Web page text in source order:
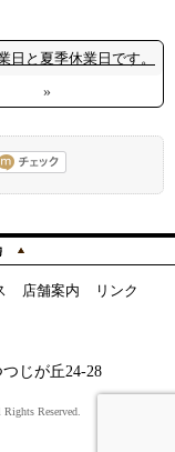
日と夏季休業日です。
»
店舗案内 リンク
じが丘24-28
Reserved.